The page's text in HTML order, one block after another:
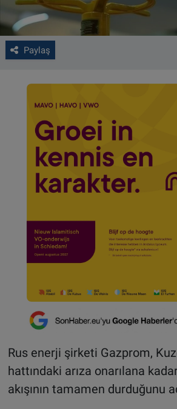
Paylaş
Rus enerji şirketi Gazprom,
hattındaki arıza onarılana
akışının tamamen durduğunu
CONTACT
Çerez Politikası